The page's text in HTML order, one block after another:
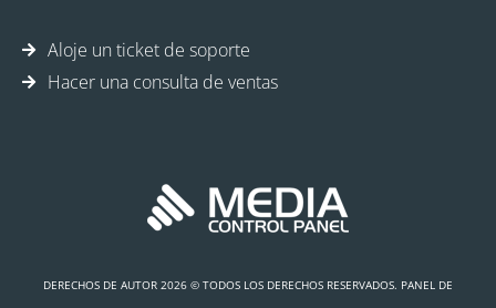
Aloje un ticket de soporte
Hacer una consulta de ventas
DERECHOS DE AUTOR 2026 © TODOS LOS DERECHOS RESERVADOS. PANEL DE